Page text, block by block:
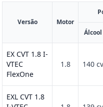
Versão Motor
Álcool
EX CVT 1.8 I-
VTEC
FlexOne
1.8 140 cv
EXL CVT 1.8